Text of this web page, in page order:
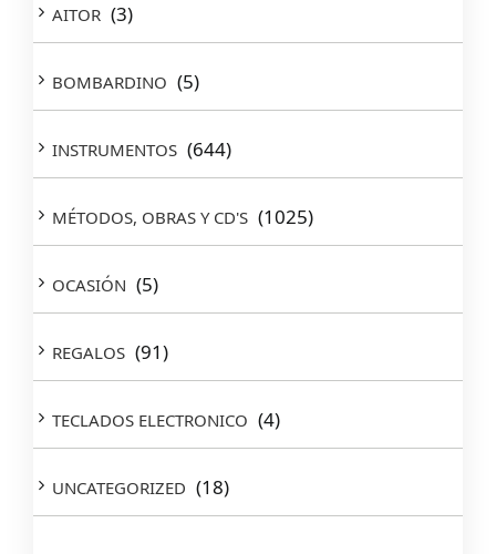
AITOR (3)
BOMBARDINO (5)
INSTRUMENTOS (644)
MÉTODOS, OBRAS Y CD'S (1025)
OCASIÓN (5)
REGALOS (91)
TECLADOS ELECTRONICO (4)
UNCATEGORIZED (18)